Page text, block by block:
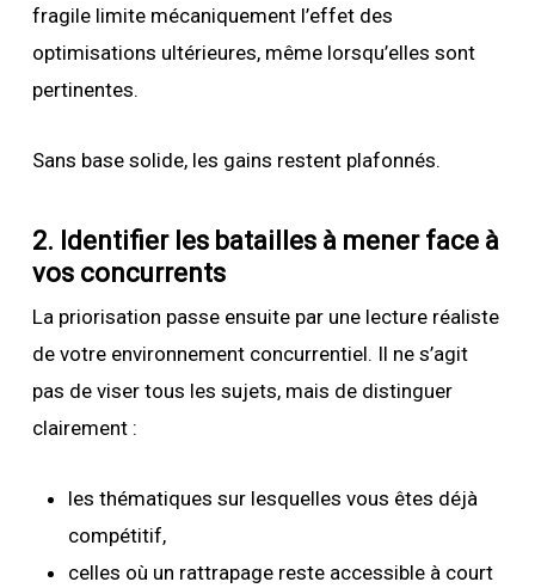
fragile limite mécaniquement l’effet des
optimisations ultérieures, même lorsqu’elles sont
pertinentes.
Sans base solide, les gains restent plafonnés.
2. Identifier les batailles à mener face à
vos concurrents
La priorisation passe ensuite par une lecture réaliste
de votre environnement concurrentiel. Il ne s’agit
pas de viser tous les sujets, mais de distinguer
clairement :
les thématiques sur lesquelles vous êtes déjà
compétitif,
celles où un rattrapage reste accessible à court